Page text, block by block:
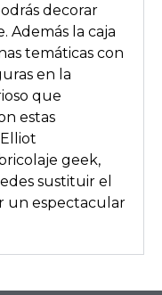
decorar
Además la caja
temáticas con
en la
que
estas
geek,
sustituir el
un espectacular